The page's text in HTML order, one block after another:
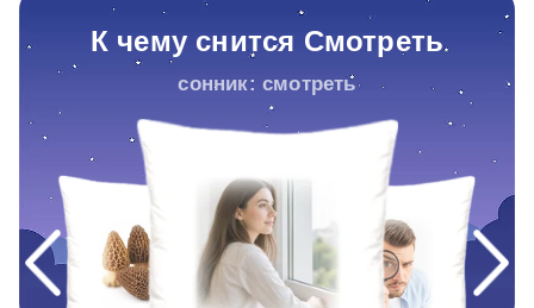
К чему снится Смотреть
сонник: смотреть